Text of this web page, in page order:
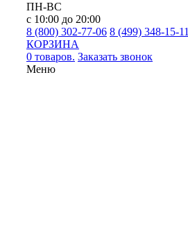
ПН-ВС
с 10:00 до 20:00
8 (800) 302-77-06 8 (499) 348-15-11
КОРЗИНА
0 товаров. Заказать звонок
Меню